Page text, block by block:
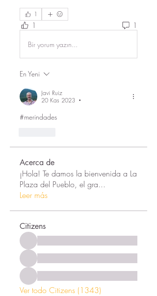
1
1 1
Bir yorum yazın...
En Yeni
Javi Ruiz
20 Kas 2023
•
#merindades
Acerca de
¡Hola! Te damos la bienvenida a La
Plaza del Pueblo, el gra...
Leer más
Citizens
Ver todo Citizens (1343)